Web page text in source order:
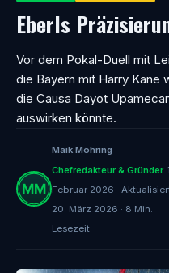
Eberls
Vor dem Pokal-Duell mit
die Bayern mit Harry Kane
die Causa Dayot
auswirken könnte.
Maik Möhring
Chefredakteur & Gründer
Februar 2026 ·
20. März 2026 · 8 Min.
Lesezeit